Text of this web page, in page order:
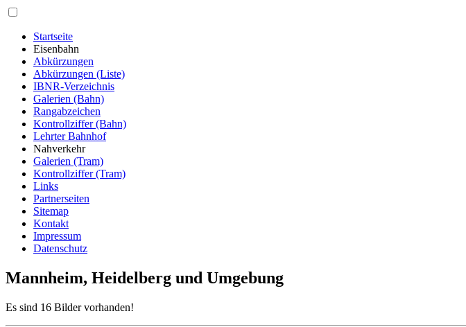
Startseite
Eisenbahn
Abkürzungen
Abkürzungen (Liste)
IBNR-Verzeichnis
Galerien (Bahn)
Rangabzeichen
Kontrollziffer (Bahn)
Lehrter Bahnhof
Nahverkehr
Galerien (Tram)
Kontrollziffer (Tram)
Links
Partnerseiten
Sitemap
Kontakt
Impressum
Datenschutz
Mannheim, Heidelberg und Umgebung
Es sind 16 Bilder vorhanden!